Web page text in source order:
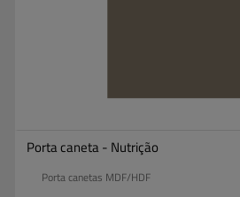
Porta caneta - Nutrição
Porta canetas MDF/HDF